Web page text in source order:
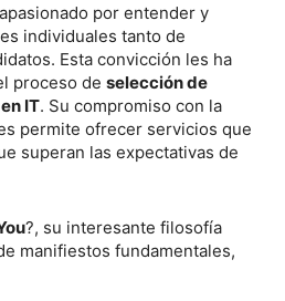
por entender y
individuales tanto de
Esta convicción les ha
proceso de selección de
IT. Su compromiso con la
permite ofrecer servicios que
superan las expectativas de
?, su interesante filosofía
manifiestos fundamentales,